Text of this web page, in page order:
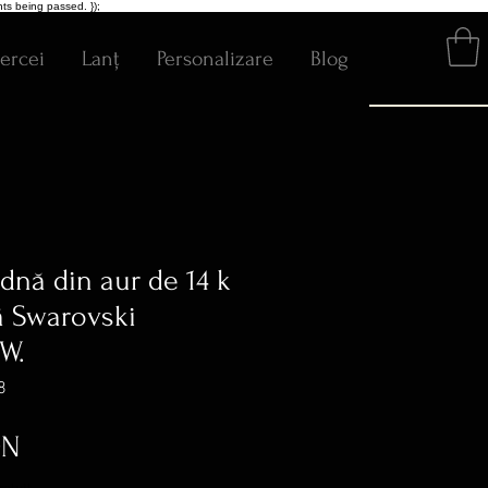
being passed. });
Lanț Personalizare Blog
din aur de 14 k
Swarovski